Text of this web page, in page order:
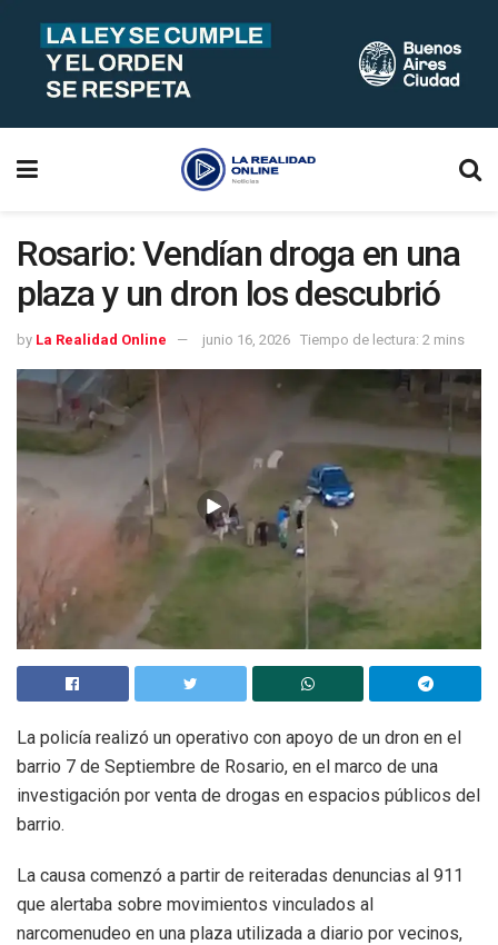
Rosario: Vendían droga en una
plaza y un dron los descubrió
by La Realidad Online junio 16, 2026 Tiempo de lectura: 2 mins
La policía realizó un operativo con apoyo de un dron en el
barrio 7 de Septiembre de Rosario, en el marco de una
investigación por venta de drogas en espacios públicos del
barrio.
La causa comenzó a partir de reiteradas denuncias al 911
que alertaba sobre movimientos vinculados al
narcomenudeo en una plaza utilizada a diario por vecinos,